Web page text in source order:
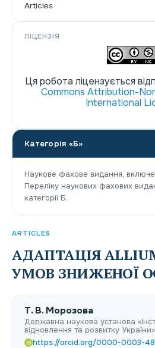
ARTICLES
АДАПТАЦІЯ
УМОВ ЗНИЖЕНОЇ
Т. В. Морозова
Державна наукова установа
відновлення та розвитку
iD https://orcid.org/0000-0003-
Articles
ЛІЦЕНЗІЯ
Ця робота ліцензується
Commons Attribution-
International
Категорія «Б»
Наукове фахове видання,
Переліку наукових фахових
категорії Б.